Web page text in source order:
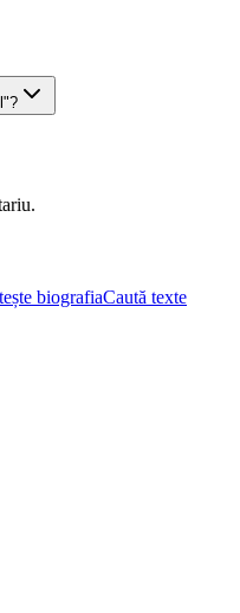
biografiaCaută texte